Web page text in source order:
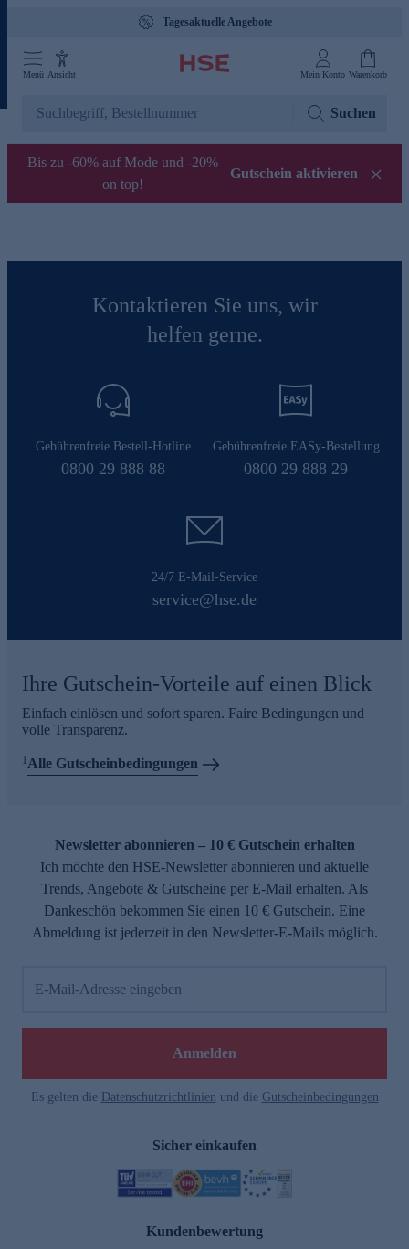
Tagesaktuelle Angebote
Menü Ansicht Mein Konto Warenkorb
Suchen
Bis zu -60% auf Mode und -20%
on top!
Gutschein aktivieren
Kontaktieren Sie uns, wir
helfen gerne.
Gebührenfreie Bestell-Hotline
0800 29 888 88
Gebührenfreie EASy-Bestellung
0800 29 888 29
24/7 E-Mail-Service
service@hse.de
Ihre Gutschein-Vorteile auf einen Blick
Einfach einlösen und sofort sparen. Faire Bedingungen und
volle Transparenz.
1Alle Gutscheinbedingungen
Newsletter abonnieren – 10 € Gutschein erhalten
Ich möchte den HSE-Newsletter abonnieren und aktuelle
Trends, Angebote & Gutscheine per E-Mail erhalten. Als
Dankeschön bekommen Sie einen 10 € Gutschein. Eine
Abmeldung ist jederzeit in den Newsletter-E-Mails möglich.
E-Mail-Adresse eingeben
Anmelden
Es gelten die Datenschutzrichtlinien und die Gutscheinbedingungen
Sicher einkaufen
Kundenbewertung